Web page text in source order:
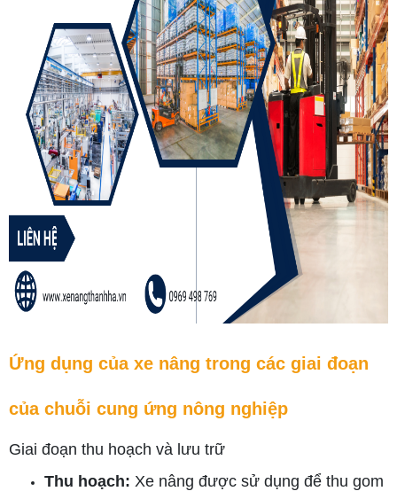
Ứng dụng của xe nâng trong các giai đoạn
của chuỗi cung ứng nông nghiệp
Giai đoạn thu hoạch và lưu trữ
Thu hoạch: Xe nâng được sử dụng để thu gom